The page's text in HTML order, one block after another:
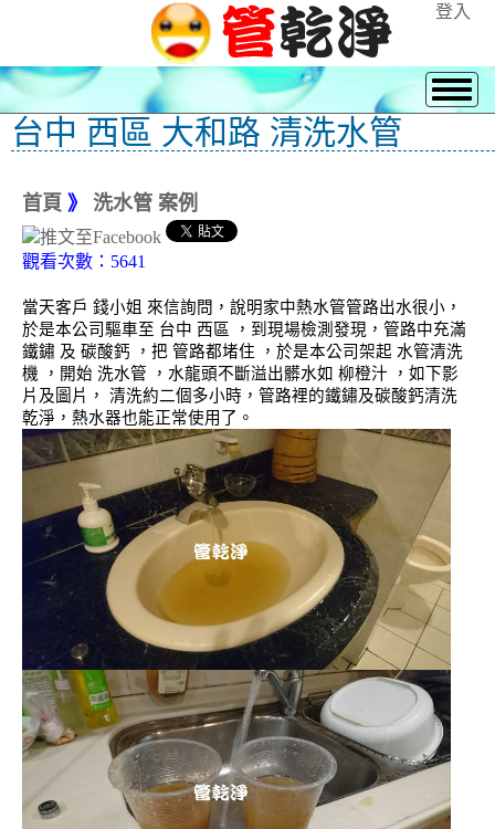
登入
台中 西區 大和路 清洗水管
首頁 》 洗水管 案例
觀看次數：5641
當天客戶 錢小姐 來信詢問，說明家中熱水管管路出水很小，
於是本公司驅車至 台中 西區 ，到現場檢測發現，管路中充滿
鐵鏽 及 碳酸鈣 ，把 管路都堵住 ，於是本公司架起 水管清洗
機 ，開始 洗水管 ，水龍頭不斷溢出髒水如 柳橙汁 ，如下影
片及圖片， 清洗約二個多小時，管路裡的鐵鏽及碳酸鈣清洗
乾淨，熱水器也能正常使用了。